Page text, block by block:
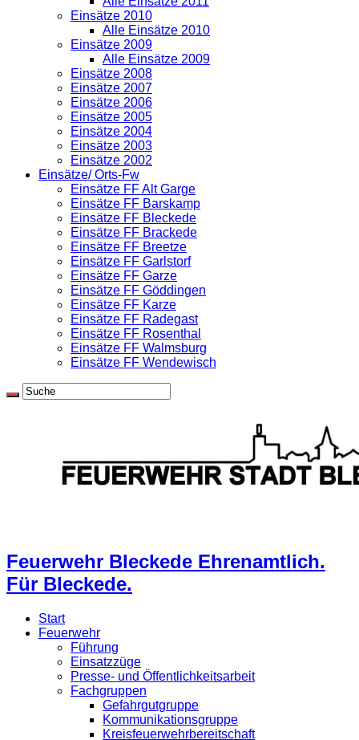
Einsätze 2010
Alle Einsätze 2010
Einsätze 2009
Alle Einsätze 2009
Einsätze 2008
Einsätze 2007
Einsätze 2006
Einsätze 2005
Einsätze 2004
Einsätze 2003
Einsätze 2002
Einsätze/ Orts-Fw
Einsätze FF Alt Garge
Einsätze FF Barskamp
Einsätze FF Bleckede
Einsätze FF Brackede
Einsätze FF Breetze
Einsätze FF Garlstorf
Einsätze FF Garze
Einsätze FF Göddingen
Einsätze FF Karze
Einsätze FF Radegast
Einsätze FF Rosenthal
Einsätze FF Walmsburg
Einsätze FF Wendewisch
Feuerwehr Bleckede Ehrenamtlich.
Für Bleckede.
Start
Feuerwehr
Führung
Einsatzzüge
Presse- und Öffentlichkeitsarbeit
Fachgruppen
Gefahrgutgruppe
Kommunikationsgruppe
Kreisfeuerwehrbereitschaft